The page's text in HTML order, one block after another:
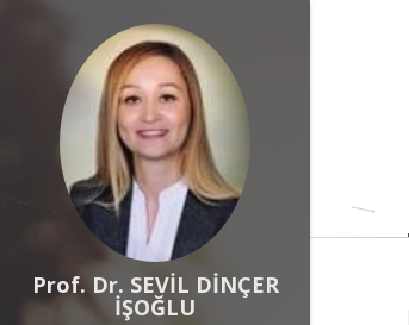
Prof. Dr. SEVİL DİNÇER
İŞOĞLU